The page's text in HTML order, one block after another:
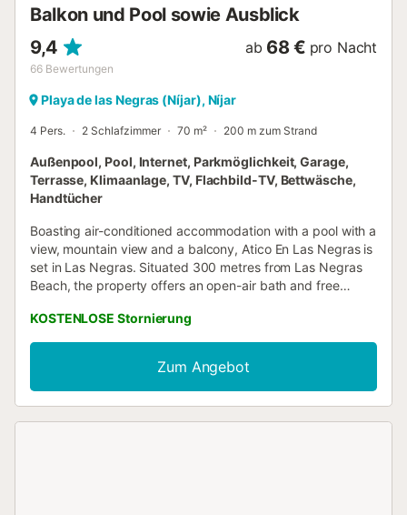
Balkon und Pool sowie Ausblick
9,4
66 Bewertungen
ab 68 € pro Nacht
Playa de las Negras (Níjar), Níjar
4 Pers. 2 Schlafzimmer 70 m² 200 m zum Strand
Außenpool, Pool, Internet, Parkmöglichkeit, Garage,
Terrasse, Klimaanlage, TV, Flachbild-TV, Bettwäsche,
Handtücher
Boasting air-conditioned accommodation with a pool with a
view, mountain view and a balcony, Atico En Las Negras is
set in Las Negras. Situated 300 metres from Las Negras
Beach, the property offers an open-air bath and free
KOSTENLOSE Stornierung
Zum Angebot